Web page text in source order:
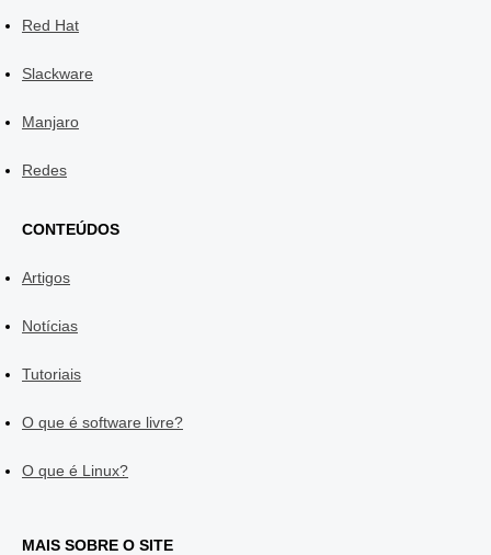
Red Hat
Slackware
Manjaro
Redes
CONTEÚDOS
Artigos
Notícias
Tutoriais
O que é software livre?
O que é Linux?
MAIS SOBRE O SITE